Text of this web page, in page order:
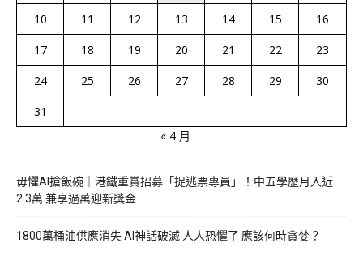
10
11 12 13 14 15
16
17
18 19 20 21 22
23
24
25 26 27 28 29
30
31
« 4 月
毋懼AI搶飯碗｜港鐵重賞招募「捉逃票專員」！中五學歷月入近
2.3萬 兼享過萬迎新獎金
1800萬桶油供應消失 AI神話破滅 人人恐懼了 應該何時貪婪？